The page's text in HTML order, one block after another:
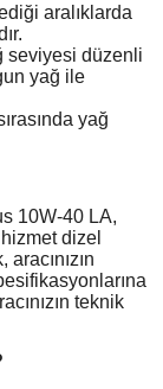
aralıklarda
seviyesi düzenli
yağ ile
yağ
10W-40 LA,
dizel
teknik